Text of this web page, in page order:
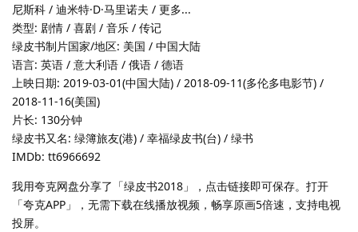
尼斯科 / 迪米特·D·马里诺夫 / 更多...
类型: 剧情 / 喜剧 / 音乐 / 传记
绿皮书制片国家/地区: 美国 / 中国大陆
语言: 英语 / 意大利语 / 俄语 / 德语
上映日期: 2019-03-01(中国大陆) / 2018-09-11(多伦多电影节) /
2018-11-16(美国)
片长: 130分钟
绿皮书又名: 绿簿旅友(港) / 幸福绿皮书(台) / 绿书
IMDb: tt6966692
我用夸克网盘分享了「绿皮书2018」，点击链接即可保存。打开
「夸克APP」，无需下载在线播放视频，畅享原画5倍速，支持电视
投屏。